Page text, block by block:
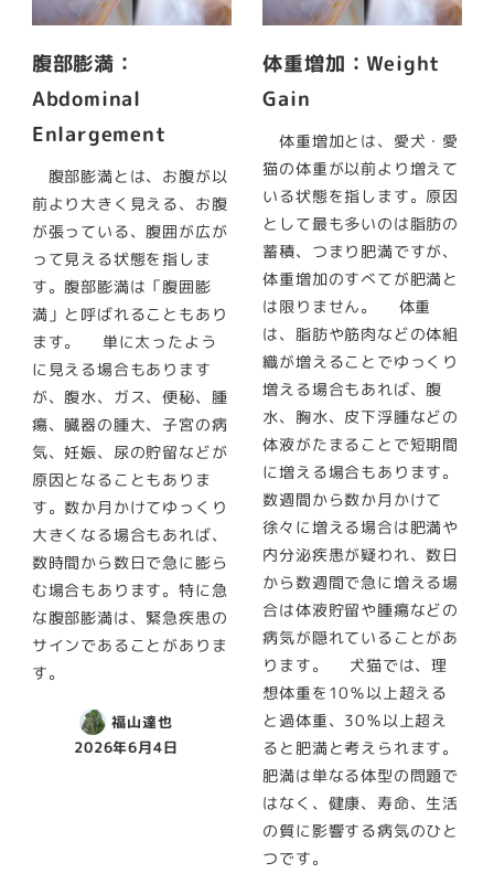
腹部膨満：
Abdominal
Enlargement
腹部膨満とは、お腹が以
前より大きく見える、お腹
が張っている、腹囲が広が
って見える状態を指しま
す。腹部膨満は「腹囲膨
満」と呼ばれることもあり
ます。 単に太ったよう
に見える場合もあります
が、腹水、ガス、便秘、腫
瘍、臓器の腫大、子宮の病
気、妊娠、尿の貯留などが
原因となることもありま
す。数か月かけてゆっくり
大きくなる場合もあれば、
数時間から数日で急に膨ら
む場合もあります。特に急
な腹部膨満は、緊急疾患の
サインであることがありま
す。
福山達也
2026年6月4日
体重増加：Weight
Gain
体重増加とは、愛犬・愛
猫の体重が以前より増えて
いる状態を指します。原因
として最も多いのは脂肪の
蓄積、つまり肥満ですが、
体重増加のすべてが肥満と
は限りません。 体重
は、脂肪や筋肉などの体組
織が増えることでゆっくり
増える場合もあれば、腹
水、胸水、皮下浮腫などの
体液がたまることで短期間
に増える場合もあります。
数週間から数か月かけて
徐々に増える場合は肥満や
内分泌疾患が疑われ、数日
から数週間で急に増える場
合は体液貯留や腫瘍などの
病気が隠れていることがあ
ります。 犬猫では、理
想体重を10％以上超える
と過体重、30％以上超え
ると肥満と考えられます。
肥満は単なる体型の問題で
はなく、健康、寿命、生活
の質に影響する病気のひと
つです。